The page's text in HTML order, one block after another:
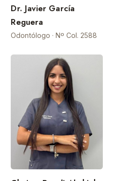
Dr. Javier García
Reguera
Odontólogo · Nº Col. 2588